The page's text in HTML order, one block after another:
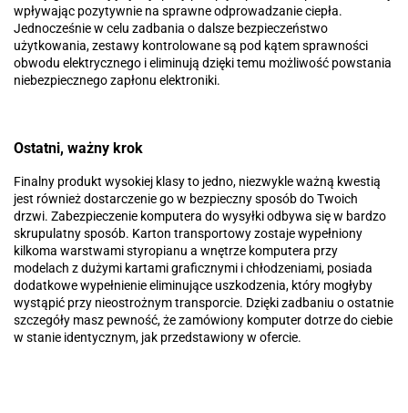
wpływając pozytywnie na sprawne odprowadzanie ciepła.
Jednocześnie w celu zadbania o dalsze bezpieczeństwo
użytkowania, zestawy kontrolowane są pod kątem sprawności
obwodu elektrycznego i eliminują dzięki temu możliwość powstania
niebezpiecznego zapłonu elektroniki.
Ostatni, ważny krok
Finalny produkt wysokiej klasy to jedno, niezwykle ważną kwestią
jest również dostarczenie go w bezpieczny sposób do Twoich
drzwi. Zabezpieczenie komputera do wysyłki odbywa się w bardzo
skrupulatny sposób. Karton transportowy zostaje wypełniony
kilkoma warstwami styropianu a wnętrze komputera przy
modelach z dużymi kartami graficznymi i chłodzeniami, posiada
dodatkowe wypełnienie eliminujące uszkodzenia, który mogłyby
wystąpić przy nieostrożnym transporcie. Dzięki zadbaniu o ostatnie
szczegóły masz pewność, że zamówiony komputer dotrze do ciebie
w stanie identycznym, jak przedstawiony w ofercie.